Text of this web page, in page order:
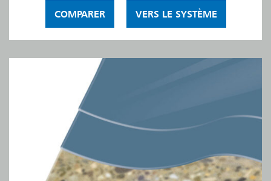
COMPARER VERS LE SYSTÈME